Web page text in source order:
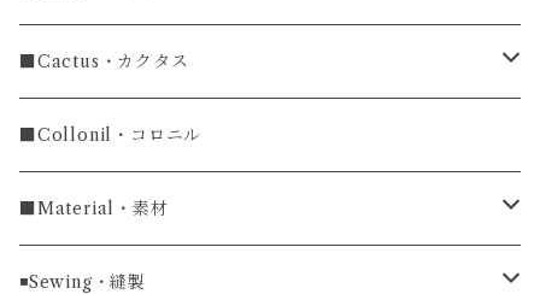
ラグ幅19mm
ラグ幅20mm
ラグ幅22mm
ラグ幅24mm
長財布
ラウンドファスナー長財布
名刺入れ
小銭入れ
キーケース
時計ベルト
ラウンドファスナー
カードケース
マウスパッド
コインケース
■Cactus・カクタス
コインケース
キーホルダー
ライターケース
■Collonil・コロニル
■Material・素材
クロコダイル
◾️Sewing・縫製